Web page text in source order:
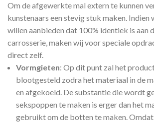
Om de afgewerkte mal extern te kunnen
kunstenaars een stevig stuk maken. Indien
willen aanbieden dat 100% identiek is aan
carrosserie, maken wij voor speciale
direct zelf.
Vormgieten: Op dit punt zal het
blootgesteld zodra het materiaal in de
en afgekoeld. De substantie die wordt
sekspoppen te maken is erger dan het
gebruikt om de botten te maken. Omdat